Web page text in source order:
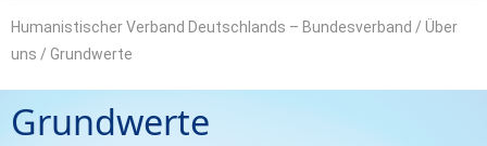
Humanistischer Verband Deutschlands – Bundesverband / Über
uns / Grundwerte
Grundwerte